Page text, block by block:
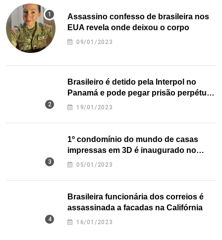
Assassino confesso de brasileira nos
EUA revela onde deixou o corpo
09/01/2023
Brasileiro é detido pela Interpol no
Panamá e pode pegar prisão perpétua
nos EUA
19/01/2023
1º condomínio do mundo de casas
impressas em 3D é inaugurado no
Texas
05/01/2023
Brasileira funcionária dos correios é
assassinada a facadas na Califórnia
16/01/2023